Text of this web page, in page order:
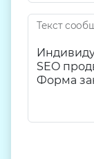
Текст
Текст
Текст